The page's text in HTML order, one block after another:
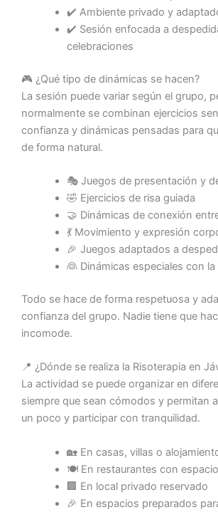
✔️ Ambiente privado y
✔️ Sesión enfocada a
celebraciones
🎮 ¿Qué tipo de dinámicas se hacen?
La sesión puede variar según el grupo,
normalmente se combinan ejercicios
confianza y dinámicas pensadas para
de forma natural.
🎭 Juegos de presentación y
🤣 Ejercicios de risa guiada
🤝 Dinámicas de conexión
💃 Movimiento y expresión
🎉 Juegos adaptados a
👰 Dinámicas especiales con
Todo se hace de forma respetuosa y
confianza del grupo. Nadie tiene que
incomode.
📍 ¿Dónde se realiza la Risoterapia en
La actividad se puede organizar en
siempre que sean cómodos y permitan
un poco y participar con tranquilidad.
🏡 En casas, villas o
🍽️ En restaurantes con
🏢 En local privado reservado
🎉 En espacios preparados